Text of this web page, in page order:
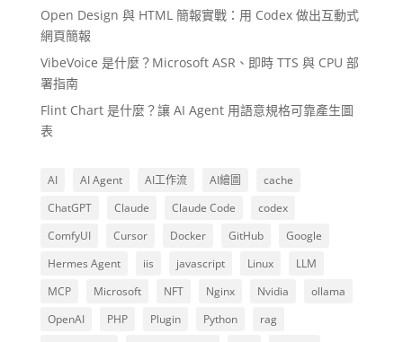
Open Design 與 HTML 簡報實戰：用 Codex 做出互動式
網頁簡報
VibeVoice 是什麼？Microsoft ASR、即時 TTS 與 CPU 部
署指南
Flint Chart 是什麼？讓 AI Agent 用語意規格可靠產生圖
表
AI AI Agent AI工作流 AI繪圖
cache
ChatGPT
Claude Claude Code
codex
ComfyUI
Cursor Docker GitHub
Google
Hermes Agent
iis javascript Linux
LLM
MCP
Microsoft NFT Nginx Nvidia
ollama
OpenAI
PHP Plugin Python
rag